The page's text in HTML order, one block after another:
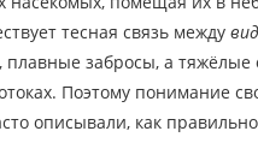
тесная связь между
забросы, а тяжёлые
Поэтому понимание
описывали, как